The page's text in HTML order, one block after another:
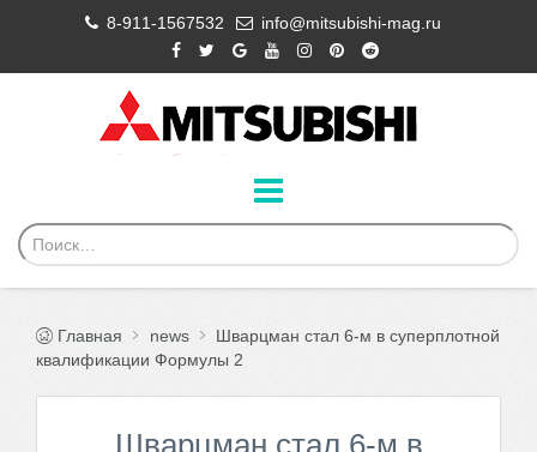
8-911-1567532 info@mitsubishi-mag.ru
Главная news
Шварцман стал 6-м в суперплотной
квалификации Формулы 2